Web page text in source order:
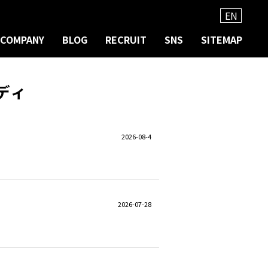
COMPANY BLOG RECRUIT SNS SITEMAP
EN
ィ
2026-08-4
2026-07-28